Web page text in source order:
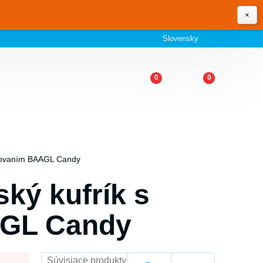
×
Slovensky
0 0
BAAGL Candy
kufrík s
Candy
Súvisiace produkty